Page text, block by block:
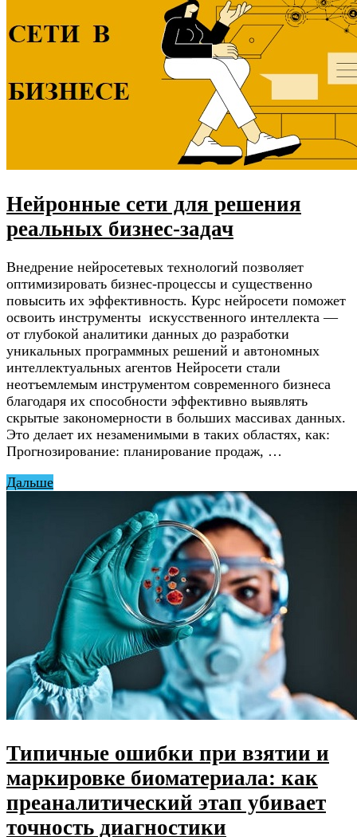
Нейронные сети для решения
реальных бизнес-задач
Внедрение нейросетевых технологий позволяет
оптимизировать бизнес-процессы и существенно
повысить их эффективность. Курс нейросети поможет
освоить инструменты искусственного интеллекта —
от глубокой аналитики данных до разработки
уникальных программных решений и автономных
интеллектуальных агентов Нейросети стали
неотъемлемым инструментом современного бизнеса
благодаря их способности эффективно выявлять
скрытые закономерности в больших массивах данных.
Это делает их незаменимыми в таких областях, как:
Прогнозирование: планирование продаж, …
Дальше
Типичные ошибки при взятии и
маркировке биоматериала: как
преаналитический этап убивает
точность диагностики